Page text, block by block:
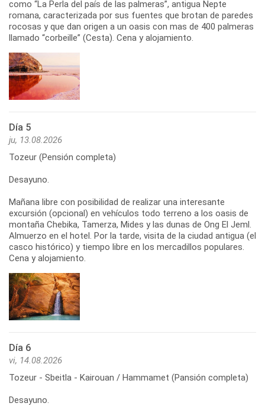
como “La Perla del país de las palmeras”, antigua Nepte
romana, caracterizada por sus fuentes que brotan de paredes
rocosas y que dan origen a un oasis con mas de 400 palmeras
llamado “corbeille” (Cesta). Cena y alojamiento.
Día 5
ju, 13.08.2026
Tozeur (Pensión completa)
Desayuno.
Mañana libre con posibilidad de realizar una interesante
excursión (opcional) en vehículos todo terreno a los oasis de
montaña Chebika, Tamerza, Mides y las dunas de Ong El Jeml.
Almuerzo en el hotel. Por la tarde, visita de la ciudad antigua (el
casco histórico) y tiempo libre en los mercadillos populares.
Cena y alojamiento.
Día 6
vi, 14.08.2026
Tozeur - Sbeitla - Kairouan / Hammamet (Pansión completa)
Desayuno.